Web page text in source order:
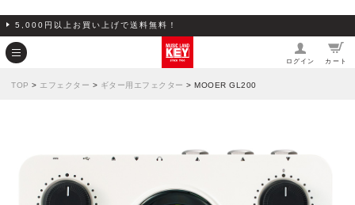
5,000円以上お買い上げで送料無料！
ログイン カート
TOP > エフェクター > ギター用エフェクター > MOOER GL200